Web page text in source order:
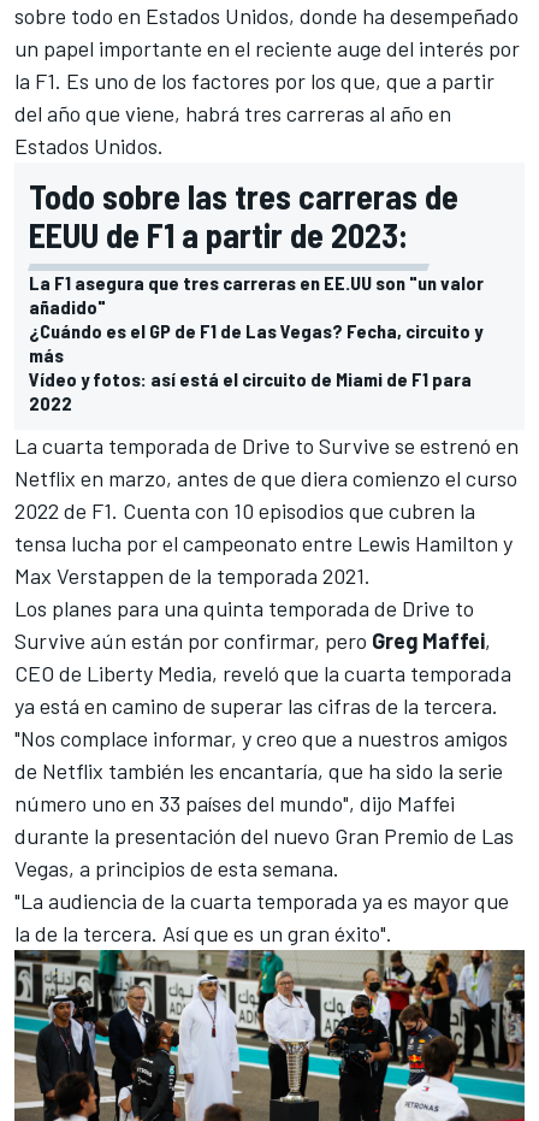
sobre todo en Estados Unidos, donde ha desempeñado
un papel importante en el reciente auge del interés por
la F1. Es uno de los factores por los que, que a partir
del año que viene, habrá tres carreras al año en
Estados Unidos.
Todo sobre las tres carreras de
EEUU de F1 a partir de 2023:
La F1 asegura que tres carreras en EE.UU son "un valor
añadido"
¿Cuándo es el GP de F1 de Las Vegas? Fecha, circuito y
más
Vídeo y fotos: así está el circuito de Miami de F1 para
2022
La cuarta temporada de Drive to Survive se estrenó en
Netflix en marzo, antes de que diera comienzo el curso
2022 de F1. Cuenta con 10 episodios que cubren la
tensa lucha por el campeonato entre Lewis Hamilton y
Max Verstappen de la temporada 2021.
Los planes para una quinta temporada de Drive to
Survive aún están por confirmar, pero Greg Maffei,
CEO de Liberty Media, reveló que la cuarta temporada
ya está en camino de superar las cifras de la tercera.
"Nos complace informar, y creo que a nuestros amigos
de Netflix también les encantaría, que ha sido la serie
número uno en 33 países del mundo", dijo Maffei
durante la presentación del nuevo Gran Premio de Las
Vegas, a principios de esta semana.
"La audiencia de la cuarta temporada ya es mayor que
la de la tercera. Así que es un gran éxito".